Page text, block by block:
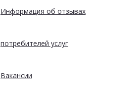
Информация об отзывах
потребителей услуг
Вакансии